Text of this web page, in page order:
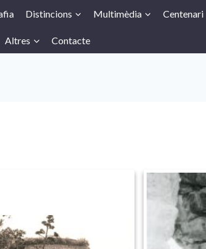
Distincions Multimèdia Centenari
Altres Contacte